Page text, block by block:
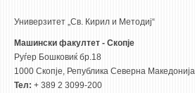
Универзитет „Св. Кирил и Методиј“
Машински факултет - Скопје
Руѓер Бошковиќ бр.18
1000 Скопје, Република Северна Македонија
Тел: + 389 2 3099-200